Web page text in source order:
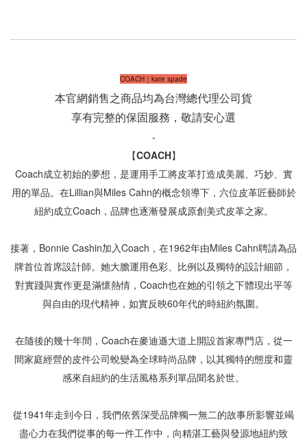
COACH｜kate spade
本官網銷售之商品均為台灣總代理公司貨
享有完整的保固服務，敬請安心選
【COACH】
Coach成立初始的夢想，是運用手工將皮革打造成美麗、巧妙、實
用的單品。在Lillian與Miles Cahn的概念領導下，六位皮革匠藝師於
紐約成立Coach，品牌也逐漸發展成原創美式皮革之家。
接著，Bonnie Cashin加入Coach，在1962年由Miles Cahn聘請為品
牌首位首席設計師。她大膽運用色彩、比例以及獨特的設計細節，
對實踐與實作更是滿懷熱情，Coach也在她的引領之下體現出平等
與自由的現代精神，如實反映60年代的時紐約氛圍。
在隨後的幾十年間，Coach在麥迪遜大道上開設首家專門店，從一
間家庭經營的皮件公司蛻變為全球時尚品牌，以其獨特的態度和靈
感來自紐約的生活風格系列單品聞名於世。
從1941年走到今日，我們依舊深受品牌獨一無二的故事所影響並竭
盡心力在我們從事的每一件工作中，向精湛工藝與發源地紐約致